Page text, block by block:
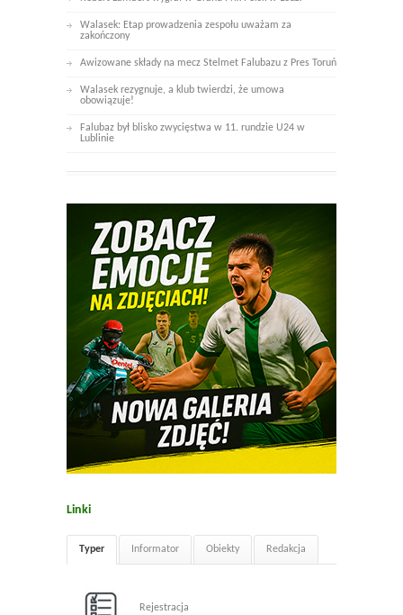
Walasek: Etap prowadzenia zespołu uważam za
zakończony
Awizowane składy na mecz Stelmet Falubazu z Pres Toruń
Walasek rezygnuje, a klub twierdzi, że umowa
obowiązuje!
Falubaz był blisko zwycięstwa w 11. rundzie U24 w
Lublinie
Linki
Typer Informator Obiekty Redakcja
Rejestracja